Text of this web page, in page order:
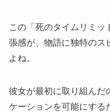
この「死のタイムリミッ
張感が、物語に独特のス
よね。
彼女が最初に取り組んだ
ケーションを可能にする